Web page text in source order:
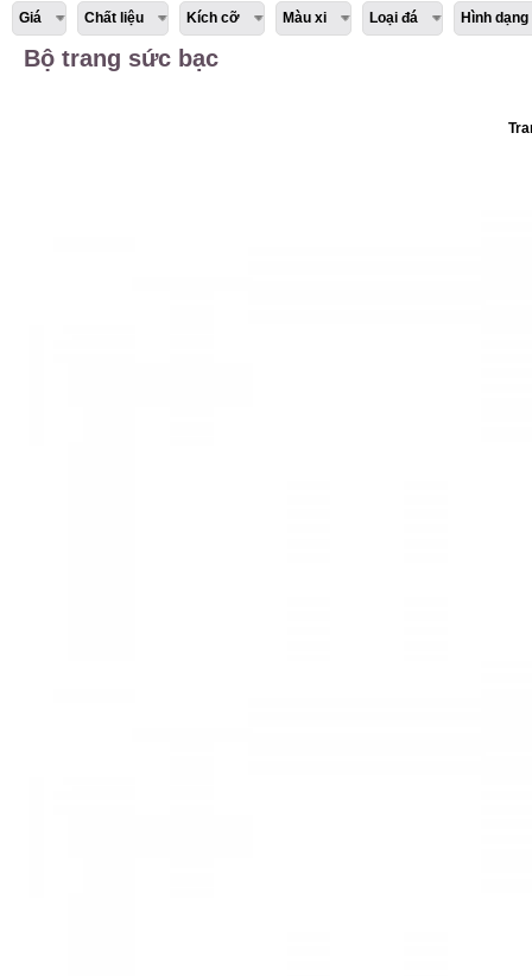
Giá Chất liệu Kích cỡ Màu xi Loại đá Hình dạng
Bộ trang sức bạc